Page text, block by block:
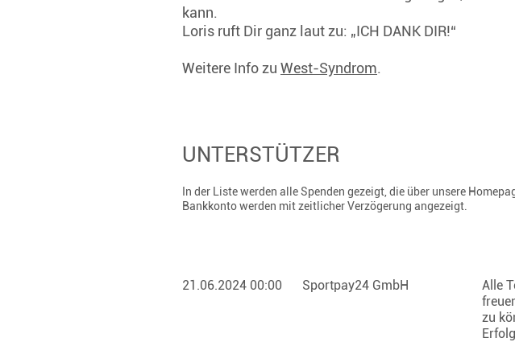
kann.
Loris ruft Dir ganz laut zu: „ICH DANK DIR!“
Weitere Info zu West-Syndrom.
UNTERSTÜTZER
In der Liste werden alle Spenden gezeigt, die über unsere
Bankkonto werden mit zeitlicher Verzögerung angezeigt.
21.06.2024 00:00 Sportpay24 GmbH
Alle
zu